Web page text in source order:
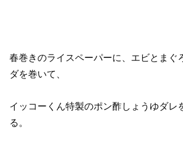
春巻きのライスペーパーに、エビとまぐ
ダを巻いて、
イッコーくん特製のポン酢しょうゆダレ
る。